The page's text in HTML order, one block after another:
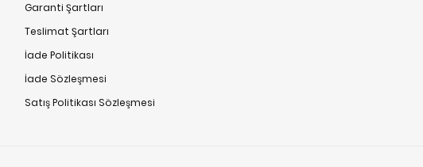
Garanti Şartları
Teslimat Şartları
İade Politikası
İade Sözleşmesi
Satış Politikası Sözleşmesi